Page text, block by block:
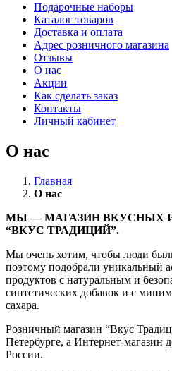
Подарочные наборы
Каталог товаров
Доставка и оплата
Адрес розничного магазина
Отзывы
О нас
Акции
Как сделать заказ
Контакты
Личный кабинет
О нас
Главная
О нас
МЫ — МАГАЗИН ВКУСНЫХ
“ВКУС ТРАДИЦИЙ”.
Мы очень хотим, чтобы люди
поэтому подобрали уникальный
продуктов с натуральным и
синтетических добавок и с
сахара.
Розничный магазин “Вкус
Петербурге, а Интернет-магазин
России.